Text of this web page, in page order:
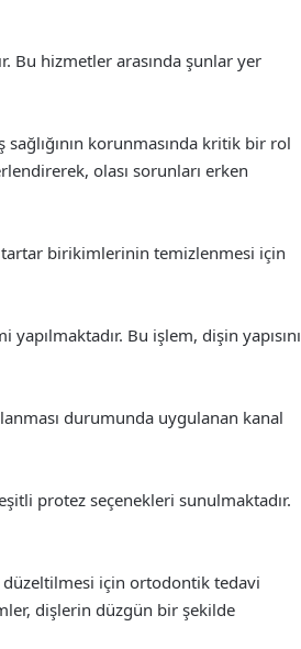
Bu hizmetler arasında şunlar yer
korunmasında kritik bir rol
olası sorunları erken
birikimlerinin temizlenmesi için
Bu işlem, dişin yapısını
durumunda uygulanan kanal
protez seçenekleri sunulmaktadır.
düzeltilmesi için ortodontik tedavi
dişlerin düzgün bir şekilde